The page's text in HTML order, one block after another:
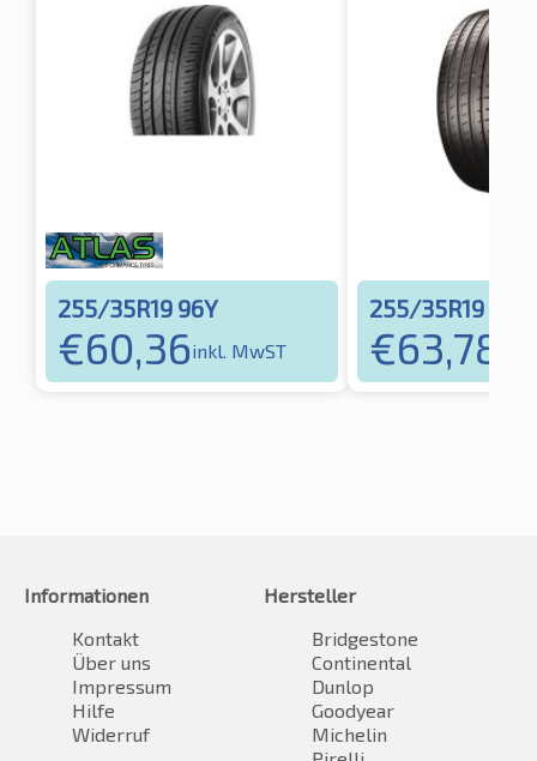
255/35R19 96Y
€60,36inkl. MwST
255/35R19 96Y
€63,78
Informationen
Kontakt
Über uns
Impressum
Hilfe
Widerruf
Hersteller
Bridgestone
Continental
Dunlop
Goodyear
Michelin